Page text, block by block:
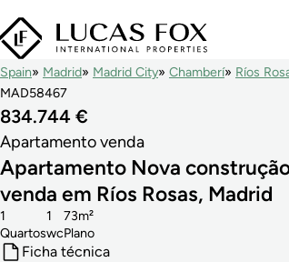
Spain Madrid Madrid City Chamberí Ríos
MAD58467
834.744 €
Apartamento venda
Apartamento Nova
venda em Ríos Rosas, Madrid
Quartos
1
wc
1
Plano
73m²
Ficha técnica